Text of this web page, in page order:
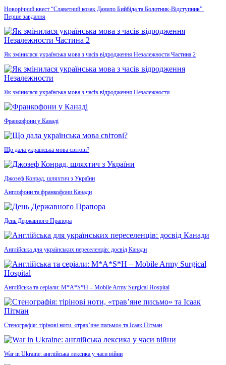
Новорічний квест “Славетний козак Данило Бийбіда та Болотник-Відступник”.
Перше завдання
Як змінилася українська мова з часів відродження Незалежности Частина 2
Як змінилася українська мова з часів відродження Незалежности
Франкофони у Канаді
Що дала українська мова світові?
Джозеф Конрад, шляхтич з України
Англофони та франкофони Канади
День Державного Прапора
Англійська для українських переселенців: досвід Канади
Англійська та серіали: M*A*S*H – Mobile Army Surgical Hospital
Стенографія: тірінові ноти, «трав’яне письмо» та Ісаак Пітман
War in Ukraine: англійська лексика у часи війни